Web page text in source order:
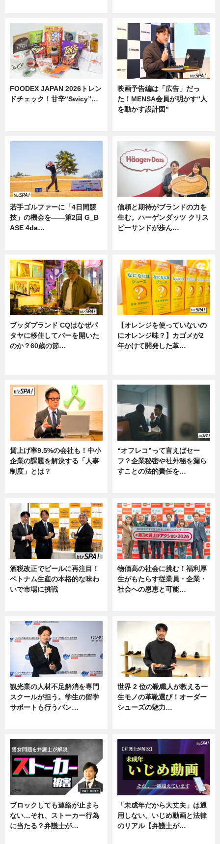
FOODEX JAPAN 2026トレン
ドチェック！甘辛“Swicy”…
映画予告編は「広告」だっ
た！MENSA会員が明かす“人
を動かす設計図”
若手ゴルファーに「4日間競
技」の機会を——第2回 G_B
ASE 4da…
信頼と期待がブランドの力を
生む。ハーゲンダッツ クリス
ピーサンドが歩ん…
ブッダブランド CQはなぜパ
タヤに移住してバーを開いた
のか？60歳の節…
【オレンジを使っていないの
にオレンジ味？】カゴメが2
年かけて開発した革…
賃上げ率9.5%の会社も！中小
企業の課題を解決する「人事
制度」とは？
“オフレコ”って言えばセー
フ？企業秘密や社外秘を漏ら
すことの法的責任を…
酒税改正でビールに再注目！
ベトナム生産の本格的な味わ
いで市場に挑戦
物価高の社会に挑む！福利厚
生がもたらす従業員・企業・
社会への恩恵と可能…
観光業の人材不足解消を専門
スクールが担う。学生の留学
サポートも行うバン…
世界 2 位の靴職人が教える一
生モノの革靴選び！オーダー
シューズの魅力…
ブロックしても連絡が止まら
ない…それ、ストーカー行為
に当たる？弁護士が…
「未成年だから大丈夫」は通
用しない。いじめ動画と法律
のリアル【弁護士が…